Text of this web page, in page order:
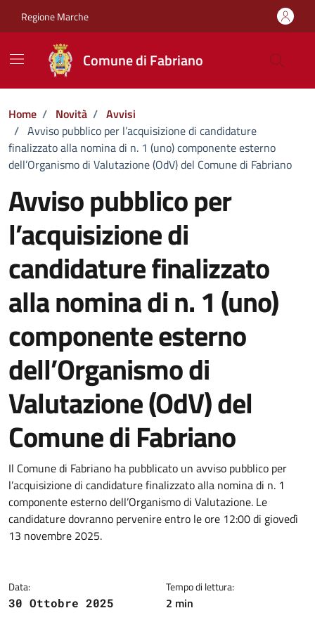
Regione Marche
Comune di Fabriano
Home / Novità / Avvisi
/ Avviso pubblico per l’acquisizione di candidature
finalizzato alla nomina di n. 1 (uno) componente esterno
dell’Organismo di Valutazione (OdV) del Comune di Fabriano
Avviso pubblico per
l’acquisizione di
candidature finalizzato
alla nomina di n. 1 (uno)
componente esterno
dell’Organismo di
Valutazione (OdV) del
Comune di Fabriano
Dettagli della notizia
Il Comune di Fabriano ha pubblicato un avviso pubblico per
l’acquisizione di candidature finalizzato alla nomina di n. 1
componente esterno dell’Organismo di Valutazione. Le
candidature dovranno pervenire entro le ore 12:00 di giovedì
13 novembre 2025.
Data:
30 Ottobre 2025
Tempo di lettura:
2 min